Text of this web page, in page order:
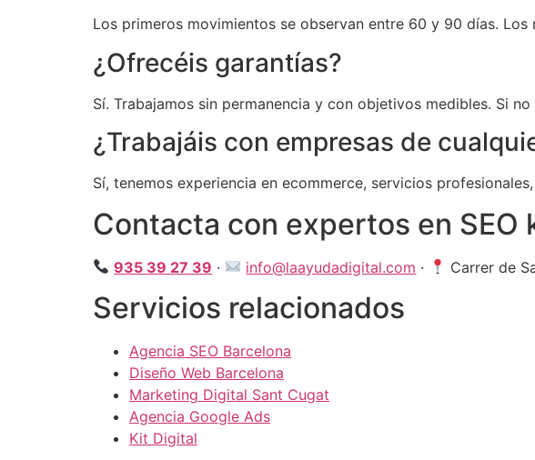
Los primeros movimientos se observan entre 60 y 90 días.
¿Ofrecéis garantías?
Sí. Trabajamos sin permanencia y con objetivos medibles. Si
¿Trabajáis con empresas de
Sí, tenemos experiencia en ecommerce, servicios
Contacta con expertos en SEO
935 39 27 39 · info@laayudadigital.com · Carrer de
Servicios relacionados
Agencia SEO Barcelona
Diseño Web Barcelona
Marketing Digital Sant Cugat
Agencia Google Ads
Kit Digital